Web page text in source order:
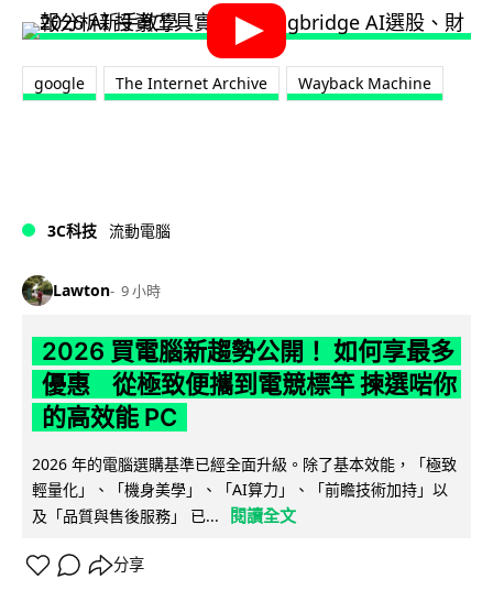
google The Internet Archive Wayback Machine
3C科技 流動電腦
Lawton 9 小時
2026 買電腦新趨勢公開！ 如何享最多
優惠 從極致便攜到電競標竿 揀選啱你
的高效能 PC
2026 年的電腦選購基準已經全面升級。除了基本效能，「極致
輕量化」、「機身美學」、「AI算力」、「前瞻技術加持」以
及「品質與售後服務」 已...
閱讀全文
分享